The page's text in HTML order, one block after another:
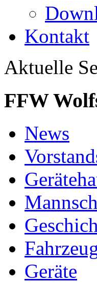
Kontakt
Aktuelle
FFW
News
Geräte